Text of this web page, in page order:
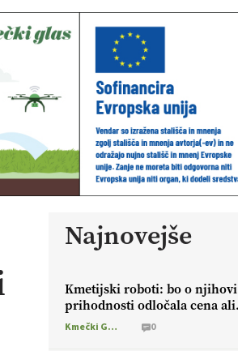
Najnovejše
Kmetijski roboti: bo o njihovi
prihodnosti odločala cena ali
prednosti za kmetijo?
Kmečki Glas 0